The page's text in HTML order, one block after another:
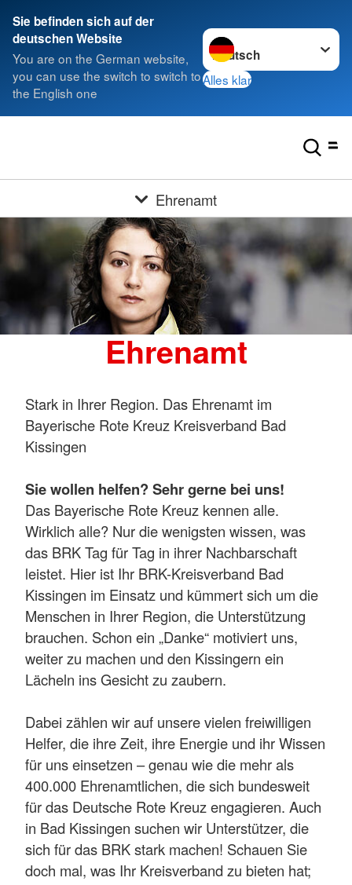
Sie befinden sich auf der
deutschen Website
You are on the German website,
you can use the switch to switch to
the English one
Sprache wechseln zu
Alles klar
Ehrenamt
Ehrenamt
Stark in Ihrer Region. Das Ehrenamt im
Bayerische Rote Kreuz Kreisverband Bad
Kissingen
Sie wollen helfen? Sehr gerne bei uns!
Das Bayerische Rote Kreuz kennen alle.
Wirklich alle? Nur die wenigsten wissen, was
das BRK Tag für Tag in ihrer Nachbarschaft
leistet. Hier ist Ihr BRK-Kreisverband Bad
Kissingen im Einsatz und kümmert sich um die
Menschen in Ihrer Region, die Unterstützung
brauchen. Schon ein „Danke“ motiviert uns,
weiter zu machen und den Kissingern ein
Lächeln ins Gesicht zu zaubern.
Dabei zählen wir auf unsere vielen freiwilligen
Helfer, die ihre Zeit, ihre Energie und ihr Wissen
für uns einsetzen – genau wie die mehr als
400.000 Ehrenamtlichen, die sich bundesweit
für das Deutsche Rote Kreuz engagieren. Auch
in Bad Kissingen suchen wir Unterstützer, die
sich für das BRK stark machen! Schauen Sie
doch mal, was Ihr Kreisverband zu bieten hat;